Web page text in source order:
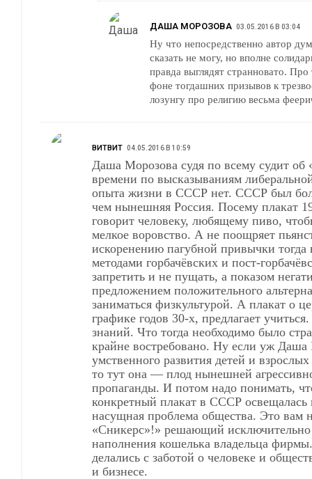
ДАША МОРОЗОВА 03.05.2016 В 03:04
Ну что непосредственно автор
сказать не могу, но вполне
правда выглядят странновато.
фоне тогдашних призывов к
лозунгу про религию весьма
ВИТВИТ 04.05.2016 В 10:59
Даша Морозова судя по всему судит об
времени по высказываниям
опыта жизни в СССР нет. СССР был
чем нынешняя Россия. Посему плакат
говорит человеку, любящему пиво,
мелкое воровство. А не поощряет
искоренению пагубной привычки тогда
методами горбачёвских и пост-
запретить и не пущать, а показом негатива этого и
предложением положительного
заниматься физкультурой. А плакат о церкви,
графике годов 30-х, предлагает учиться. Повышать уровень
знаний. Что тогда необходимо было
крайне востребовано. Ну если уж Даша
умственного развития детей и
то тут она — плод нынешней агрессивной религиозной
пропаганды. И потом надо понимать,
конкретный плакат в СССР освещалась
насущная проблема общества. Это вам
«Сникерс»!» решающий исключительно
наполнения кошелька владельца
делались с заботой о человеке и
и бизнесе.